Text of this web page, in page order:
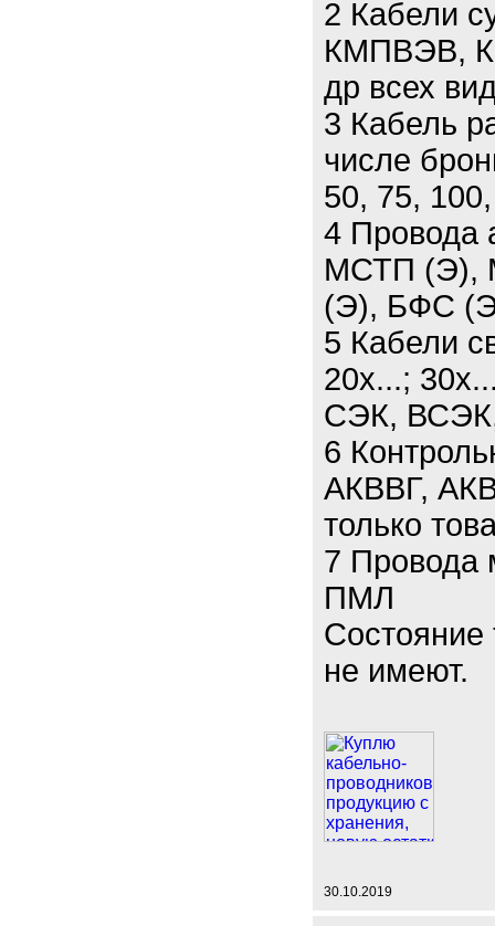
2 Кабели
КМПВЭВ,
др всех
3 Кабель
числе
50, 75,
4
МСТП (Э),
(Э), БФС
5 Кабели
20х...;
СЭК,
6
АКВВГ,
только
7
ПМЛ
Состояние
не имеют.
30.10.2019